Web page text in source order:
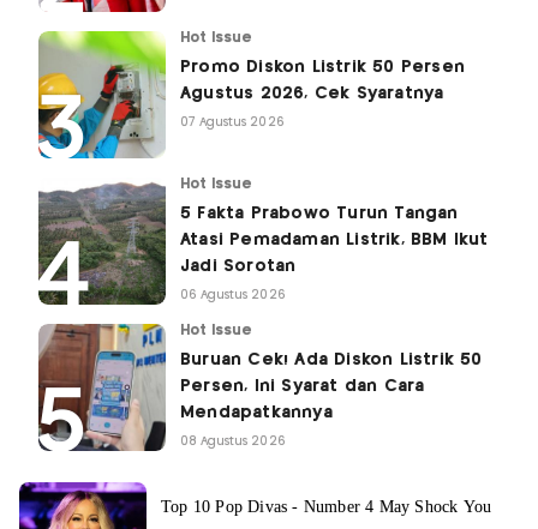
Hot Issue
Promo Diskon Listrik 50 Persen
Agustus 2026, Cek Syaratnya
07 Agustus 2026
Hot Issue
5 Fakta Prabowo Turun Tangan
Atasi Pemadaman Listrik, BBM Ikut
Jadi Sorotan
06 Agustus 2026
Hot Issue
Buruan Cek! Ada Diskon Listrik 50
Persen, Ini Syarat dan Cara
Mendapatkannya
08 Agustus 2026